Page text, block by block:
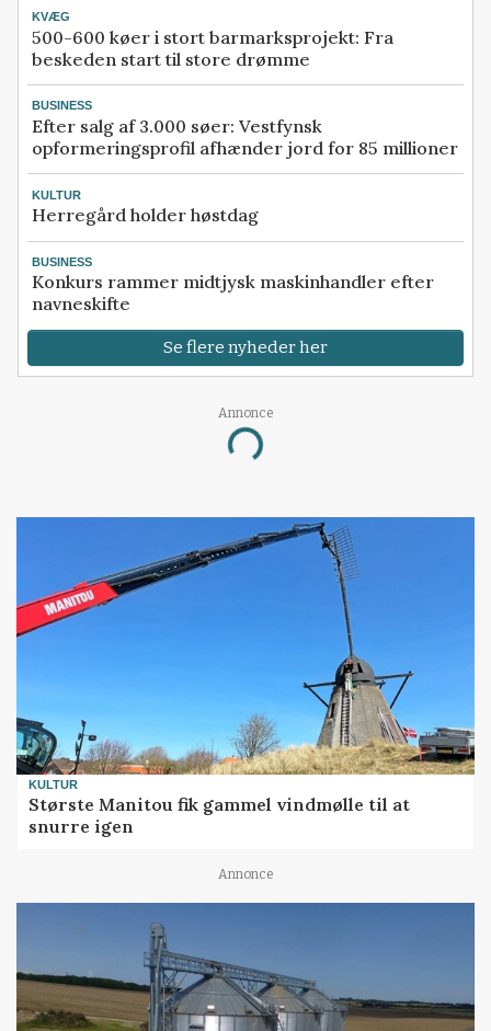
KVÆG
500-600 køer i stort barmarksprojekt: Fra
beskeden start til store drømme
BUSINESS
Efter salg af 3.000 søer: Vestfynsk
opformeringsprofil afhænder jord for 85 millioner
KULTUR
Herregård holder høstdag
BUSINESS
Konkurs rammer midtjysk maskinhandler efter
navneskifte
Se flere nyheder her
Annonce
Loading...
KULTUR
Største Manitou fik gammel vindmølle til at
snurre igen
Annonce